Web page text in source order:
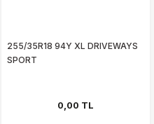
255/35R18 94Y XL DRIVEWAYS
SPORT
0,00 TL